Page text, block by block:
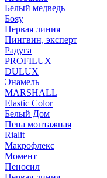
Белый медведь
Бояу
Первая линия
Пингвин, эксперт
Радуга
PROFILUX
DULUX
Энамель
MARSHALL
Elastic Color
Белый Дом
Пена монтажная
Rialit
Макрофлекс
Момент
Пеносил